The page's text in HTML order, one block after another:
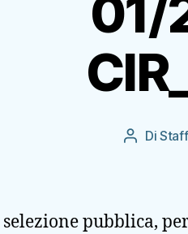
01/
Autore
Di
pubblica,